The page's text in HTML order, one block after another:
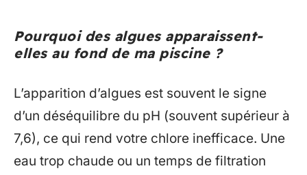
Pourquoi des algues apparaissent-
elles au fond de ma piscine ?
L’apparition d’algues est souvent le signe
d’un déséquilibre du pH (souvent supérieur à
7,6), ce qui rend votre chlore inefficace. Une
eau trop chaude ou un temps de filtration